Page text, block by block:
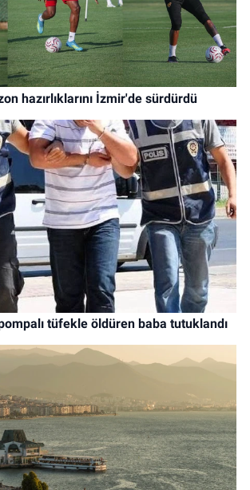
hazırlıklarını İzmir'de sürdürdü
tüfekle öldüren baba tutuklandı